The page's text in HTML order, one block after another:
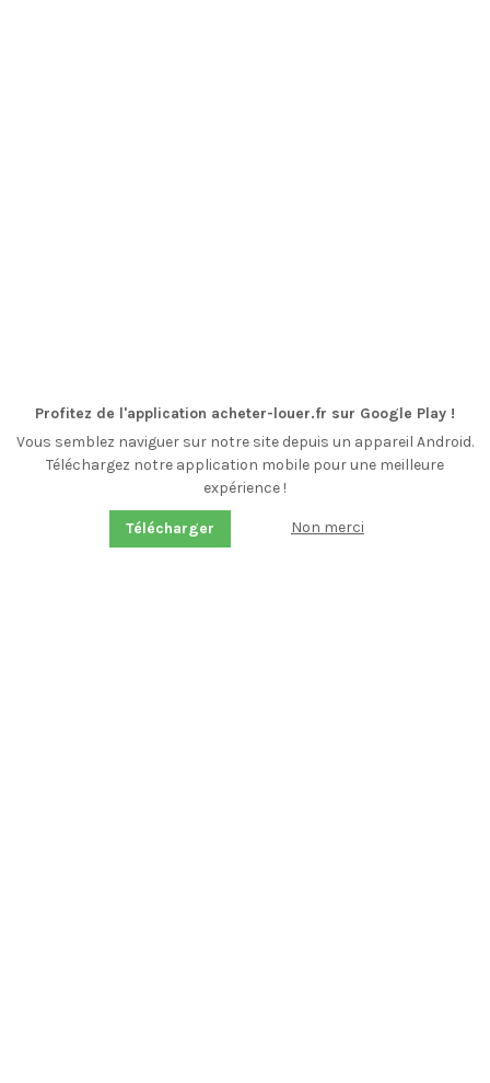
Profitez de l'application acheter-louer.fr sur Google Play !
Vous semblez naviguer sur notre site depuis un appareil Android.
Téléchargez notre application mobile pour une meilleure
expérience !
Télécharger Non merci